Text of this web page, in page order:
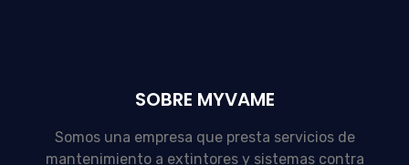
SOBRE MYVAME
Somos una empresa que presta servicios de
mantenimiento a extintores y sistemas contra